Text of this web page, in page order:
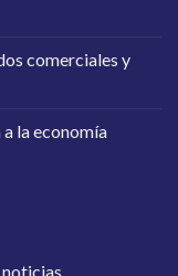
comerciales y
la economía